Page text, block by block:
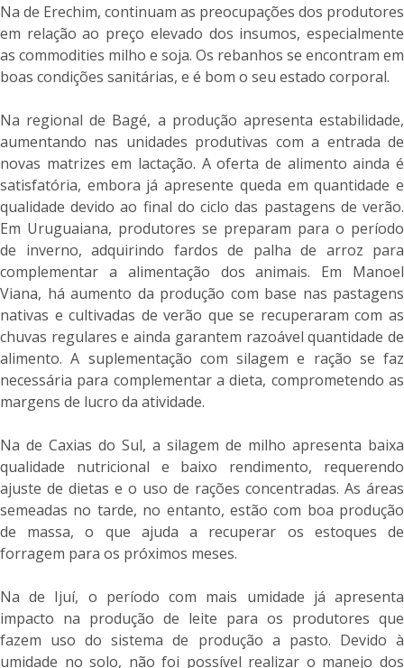
Na de Erechim, continuam as preocupações dos produtores
em relação ao preço elevado dos insumos, especialmente
as commodities milho e soja. Os rebanhos se encontram em
boas condições sanitárias, e é bom o seu estado corporal.
Na regional de Bagé, a produção apresenta estabilidade,
aumentando nas unidades produtivas com a entrada de
novas matrizes em lactação. A oferta de alimento ainda é
satisfatória, embora já apresente queda em quantidade e
qualidade devido ao final do ciclo das pastagens de verão.
Em Uruguaiana, produtores se preparam para o período
de inverno, adquirindo fardos de palha de arroz para
complementar a alimentação dos animais. Em Manoel
Viana, há aumento da produção com base nas pastagens
nativas e cultivadas de verão que se recuperaram com as
chuvas regulares e ainda garantem razoável quantidade de
alimento. A suplementação com silagem e ração se faz
necessária para complementar a dieta, comprometendo as
margens de lucro da atividade.
Na de Caxias do Sul, a silagem de milho apresenta baixa
qualidade nutricional e baixo rendimento, requerendo
ajuste de dietas e o uso de rações concentradas. As áreas
semeadas no tarde, no entanto, estão com boa produção
de massa, o que ajuda a recuperar os estoques de
forragem para os próximos meses.
Na de Ijuí, o período com mais umidade já apresenta
impacto na produção de leite para os produtores que
fazem uso do sistema de produção a pasto. Devido à
umidade no solo, não foi possível realizar o manejo dos